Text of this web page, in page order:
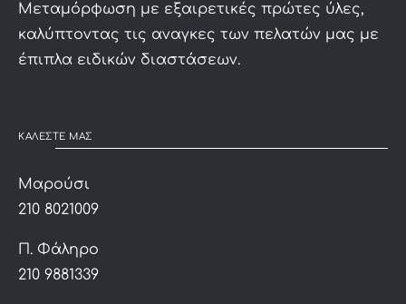
Μεταμόρφωση με εξαιρετικές πρώτες ύλες,
καλύπτοντας τις αναγκες των πελατών μας με
έπιπλα ειδικών διαστάσεων.
ΚΑΛΕΣΤΕ ΜΑΣ
Μαρούσι
210 8021009
Π. Φάληρο
210 9881339